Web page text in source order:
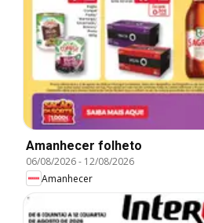
Amanhecer folheto
06/08/2026- 12/08/2026
Amanhecer